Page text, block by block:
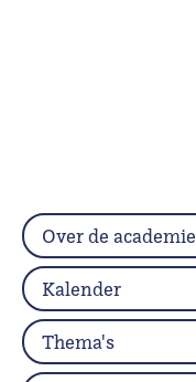
Over de academie
Kalender
Thema's